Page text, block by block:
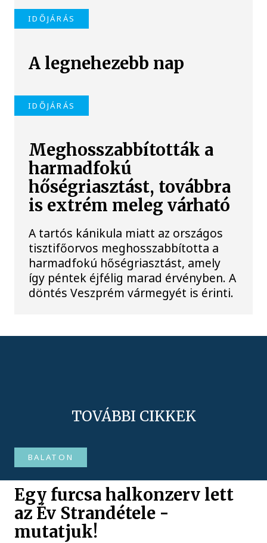
IDŐJÁRÁS
A legnehezebb nap
IDŐJÁRÁS
Meghosszabbították a
harmadfokú
hőségriasztást, továbbra
is extrém meleg várható
A tartós kánikula miatt az országos
tisztifőorvos meghosszabbította a
harmadfokú hőségriasztást, amely
így péntek éjfélig marad érvényben. A
döntés Veszprém vármegyét is érinti.
TOVÁBBI CIKKEK
BALATON
Egy furcsa halkonzerv lett
az Év Strandétele -
mutatjuk!